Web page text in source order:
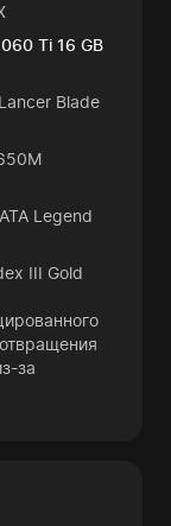
Ti 16 GB
Blade
Legend
III Gold
за